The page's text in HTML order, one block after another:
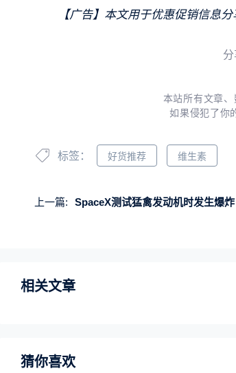
【广告】本文用于优惠促销信息分
分
本站所有文章
如果侵犯了你
标签： 好货推荐 维生素
上一篇: SpaceX测试猛禽发动机时发生爆炸：火光
相关文章
猜你喜欢